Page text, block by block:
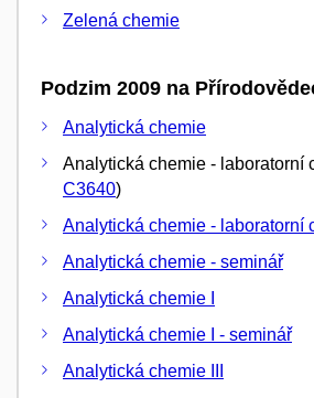
Zelená chemie
Podzim 2009 na
Analytická chemie
Analytická chemie - laboratorní
C3640)
Analytická chemie - laboratorní
Analytická chemie - seminář
Analytická chemie I
Analytická chemie I - seminář
Analytická chemie III